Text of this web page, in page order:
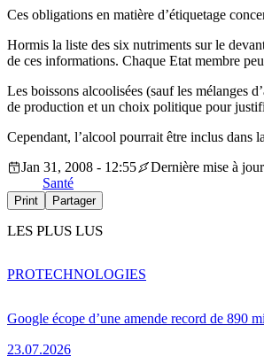
Ces obligations en matière d’étiquetage
Hormis la liste des six nutriments sur le
de ces informations. Chaque Etat membre
Les boissons alcoolisées (sauf les mélanges
de production et un choix politique pour
Cependant, l’alcool pourrait être inclus dans
Jan 31, 2008 - 12:55
Dernière mise à
Santé
Print Partager
LES PLUS LUS
Google écope d’une amende record de 890
23.07.2026
PROTECHNOLOGIES